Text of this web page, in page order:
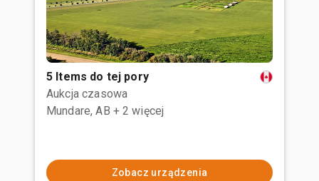
5 Items do tej pory
Aukcja czasowa
Mundare, AB + 2 więcej
Zobacz urządzenia